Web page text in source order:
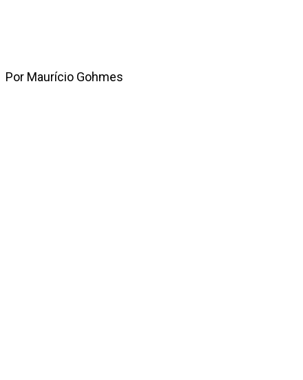
Por Maurício Gohmes